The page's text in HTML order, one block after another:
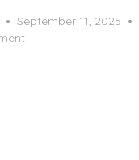
Posted
on
September 11, 2025